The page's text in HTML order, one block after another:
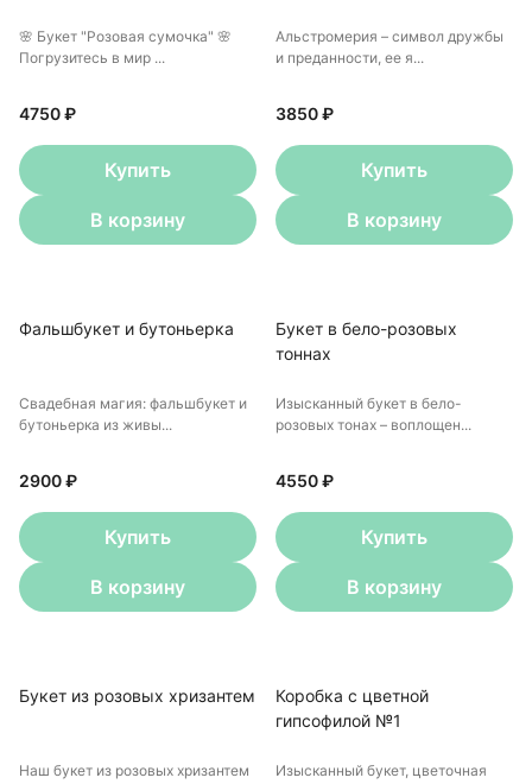
🌸 Букет "Розовая сумочка" 🌸
Погрузитесь в мир ...
4750 ₽
Купить
В корзину
Альстромерия – символ дружбы
и преданности, ее я...
3850 ₽
Купить
В корзину
Фальшбукет и бутоньерка
Свадебная магия: фальшбукет и
бутоньерка из живы...
2900 ₽
Купить
В корзину
Букет в бело-розовых
тоннах
Изысканный букет в бело-
розовых тонах – воплощен...
4550 ₽
Купить
В корзину
Букет из розовых хризантем
Наш букет из розовых хризантем
Коробка с цветной
гипсофилой №1
Изысканный букет, цветочная